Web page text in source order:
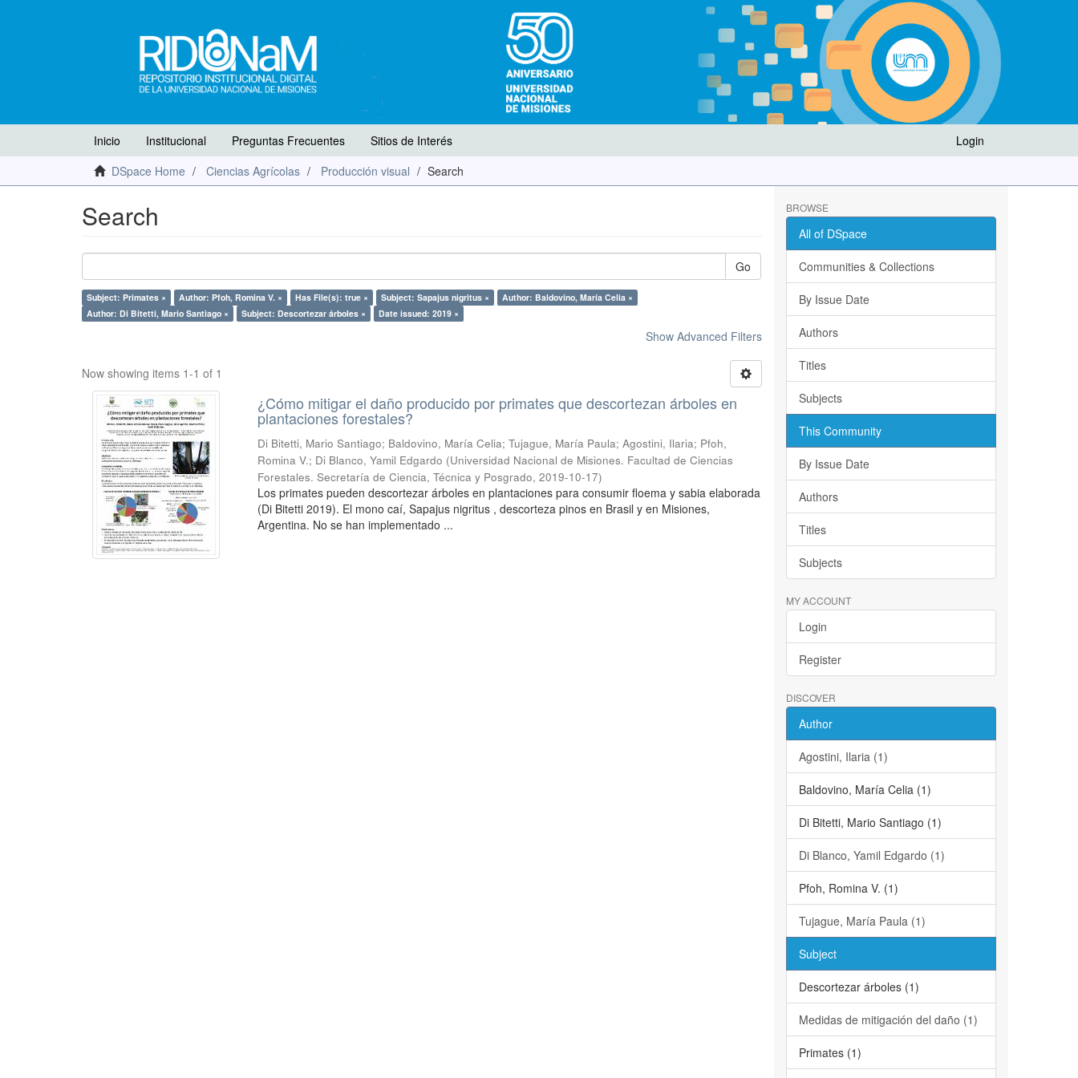
Login
Inicio Institucional Preguntas Frecuentes
Sitios de Interés
DSpace Home
Ciencias Agrícolas Producción visual Search
Search
Go
Subject: Primates × Author: Pfoh, Romina V. × Has File(s): true × Subject: Sapajus nigritus ×
Author: Baldovino, María Celia ×
Author: Di Bitetti, Mario Santiago ×
Subject: Descortezar árboles × Date issued: 2019 ×
Show Advanced Filters
Now showing items 1-1 of 1
¿Cómo mitigar el daño producido por primates que descortezan árboles en
plantaciones forestales?
Di Bitetti, Mario Santiago; Baldovino, María Celia; Tujague, María Paula; Agostini, Ilaria; Pfoh,
Romina V.; Di Blanco, Yamil Edgardo (Universidad Nacional de Misiones. Facultad de Ciencias
Forestales. Secretaría de Ciencia, Técnica y Posgrado,2019-10-17)
Los primates pueden descortezar árboles en plantaciones para consumir floema y sabia elaborada
(Di Bitetti 2019). El mono caí, Sapajus nigritus , descorteza pinos en Brasil y en Misiones,
Argentina. No se han implementado ...
BROWSE
All of DSpace
Communities & Collections
By Issue Date
Authors
Titles
Subjects
This Community
By Issue Date
Authors
Titles
Subjects
MY ACCOUNT
Login
Register
DISCOVER
Author
Agostini, Ilaria (1)
Baldovino, María Celia (1)
Di Bitetti, Mario Santiago (1)
Di Blanco, Yamil Edgardo (1)
Pfoh, Romina V. (1)
Tujague, María Paula (1)
Subject
Descortezar árboles (1)
Medidas de mitigación del daño (1)
Primates (1)